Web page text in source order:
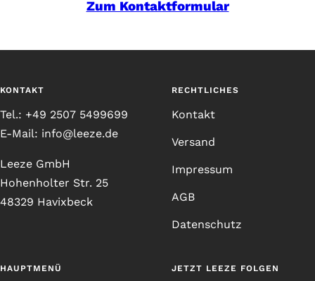
Zum Kontaktformular
KONTAKT
Tel.: +49 2507 5499699
E-Mail: info@leeze.de
Leeze GmbH
Hohenholter Str. 25
48329 Havixbeck
RECHTLICHES
Kontakt
Versand
Impressum
AGB
Datenschutz
HAUPTMENÜ JETZT LEEZE FOLGEN